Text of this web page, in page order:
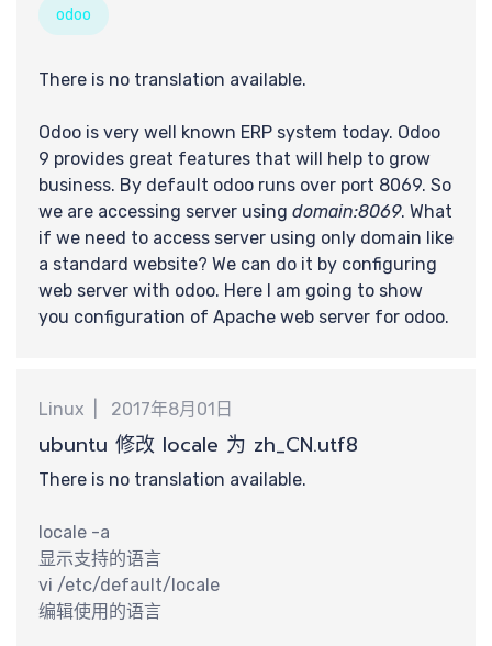
提
odoo
There is no translation available.
Odoo is very well known ERP system today. Odoo
9 provides great features that will help to grow
business. By default odoo runs over port 8069. So
we are accessing server using domain:8069. What
if we need to access server using only domain like
a standard website? We can do it by configuring
web server with odoo. Here I am going to show
you configuration of Apache web server for odoo.
Linux 2017年8月01日
ubuntu 修改 locale 为 zh_CN.utf8
There is no translation available.
locale -a
显示支持的语言
vi /etc/default/locale
编辑使用的语言